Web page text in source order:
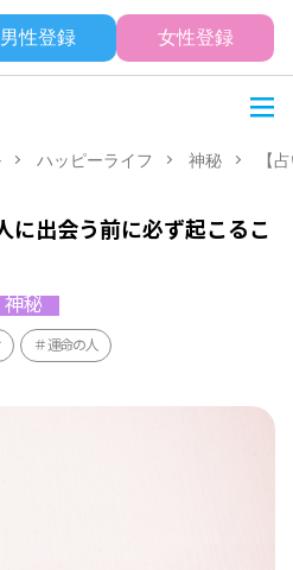
男性登録 女性登録
ハッピーライフ 神秘 【
に出会う前に必ず起こるこ
神秘
運命の人